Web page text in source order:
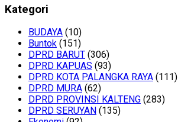
Kategori
BUDAYA (10)
Buntok (151)
DPRD BARUT (306)
DPRD KAPUAS (93)
DPRD KOTA PALANGKA RAYA (111)
DPRD MURA (62)
DPRD PROVINSI KALTENG (283)
DPRD SERUYAN (135)